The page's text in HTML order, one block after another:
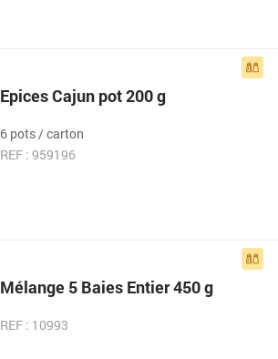
Epices Cajun pot 200 g
6 pots / carton
REF : 959196
Mélange 5 Baies Entier 450 g
REF : 10993